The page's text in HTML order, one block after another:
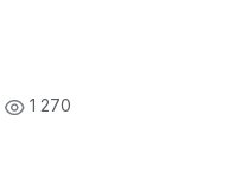
1 270